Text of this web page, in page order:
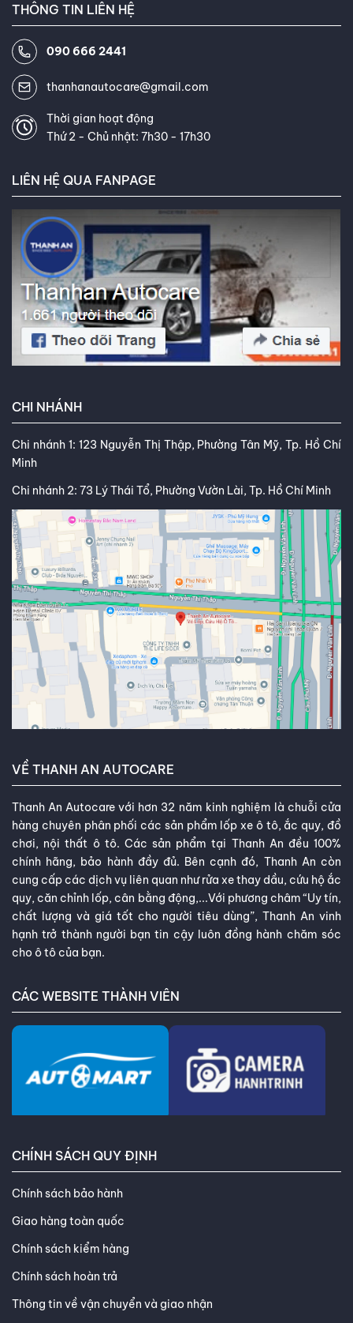
tìm được loại lốp hoàn hảo, đáp
sách của bạn. Kết nối với tôi trên
Facebook ,
THÔNG TIN LIÊN HỆ
090 666 2441
thanhanautocare@gmail.com
Thời gian hoạt động
Thứ 2 - Chủ nhật: 7h30 - 17h30
LIÊN HỆ QUA FANPAGE
CHI NHÁNH
Chi nhánh 1: 123 Nguyễn Thị Thập, Phường Tân Mỹ, Tp. Hồ Chí
Minh
Chi nhánh 2: 73 Lý Thái Tổ, Phường Vườn Lài, Tp. Hồ Chí Minh
VỀ THANH AN AUTOCARE
Thanh An Autocare với hơn 32 năm kinh nghiệm là chuỗi cửa
hàng chuyên phân phối các sản phẩm lốp xe ô tô, ắc quy, đồ
chơi, nội thất ô tô. Các sản phẩm tại Thanh An đều 100%
chính hãng, bảo hành đầy đủ. Bên cạnh đó, Thanh An còn
cung cấp các dịch vụ liên quan như rửa xe thay dầu, cứu hộ ắc
quy, căn chỉnh lốp, cân bằng động,...Với phương châm “Uy tín,
chất lượng và giá tốt cho người tiêu dùng”, Thanh An vinh
hạnh trở thành người bạn tin cậy luôn đồng hành chăm sóc
cho ô tô của bạn.
CÁC WEBSITE THÀNH VIÊN
CHÍNH SÁCH QUY ĐỊNH
Chính sách bảo hành
Giao hàng toàn quốc
Chính sách kiểm hàng
Chính sách hoàn trả
Thông tin về vận chuyển và giao nhận